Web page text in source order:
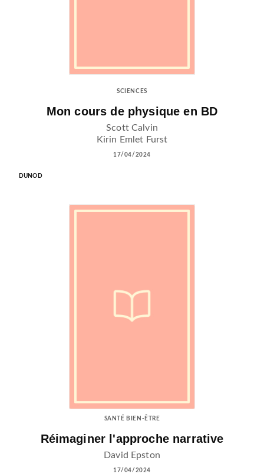
SCIENCES
Mon cours de physique en BD
Scott Calvin
Kirin Emlet Furst
17/04/2024
DUNOD
SANTÉ BIEN-ÊTRE
Réimaginer l'approche narrative
David Epston
17/04/2024